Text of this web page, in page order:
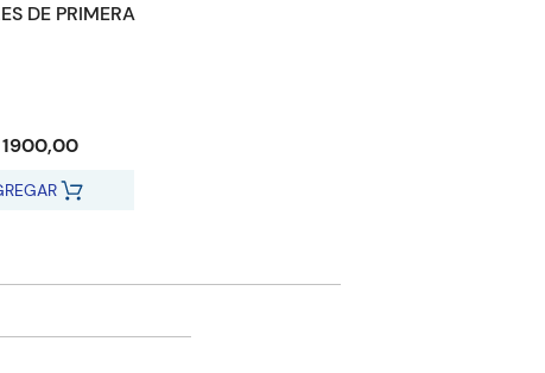
DE PRIMERA